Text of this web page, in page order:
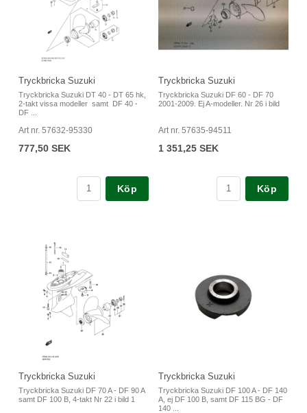
Tryckbricka Suzuki
Tryckbricka Suzuki DT 40 - DT 65 hk,
2-takt vissa modeller samt DF 40 -
DF ...
Art nr. 57632-95330
777,50 SEK
Köp
Tryckbricka Suzuki
Tryckbricka Suzuki DF 60 - DF 70
2001-2009. Ej A-modeller. Nr 26 i bild
Art nr. 57635-94511
1 351,25 SEK
Köp
Tryckbricka Suzuki
Tryckbricka Suzuki DF 70 A - DF 90 A
samt DF 100 B, 4-takt Nr 22 i bild 1
Tryckbricka Suzuki
Tryckbricka Suzuki DF 100 A - DF 140
A, ej DF 100 B, samt DF 115 BG - DF
140 ...